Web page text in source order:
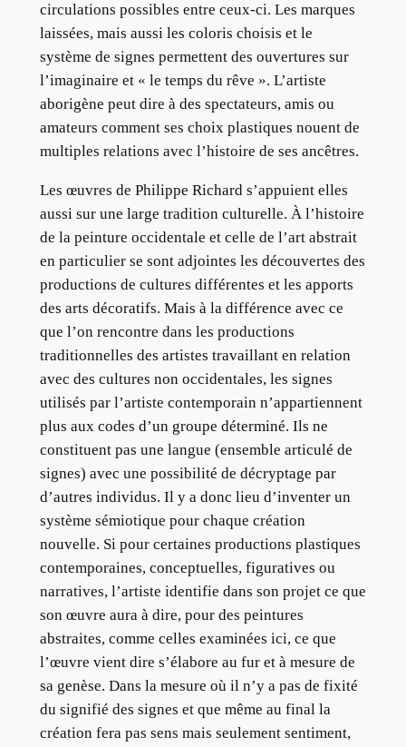
circulations possibles entre ceux-ci. Les marques
laissées, mais aussi les coloris choisis et le
système de signes permettent des ouvertures sur
l’imaginaire et « le temps du rêve ». L’artiste
aborigène peut dire à des spectateurs, amis ou
amateurs comment ses choix plastiques nouent de
multiples relations avec l’histoire de ses ancêtres.
Les œuvres de Philippe Richard s’appuient elles
aussi sur une large tradition culturelle. À l’histoire
de la peinture occidentale et celle de l’art abstrait
en particulier se sont adjointes les découvertes des
productions de cultures différentes et les apports
des arts décoratifs. Mais à la différence avec ce
que l’on rencontre dans les productions
traditionnelles des artistes travaillant en relation
avec des cultures non occidentales, les signes
utilisés par l’artiste contemporain n’appartiennent
plus aux codes d’un groupe déterminé. Ils ne
constituent pas une langue (ensemble articulé de
signes) avec une possibilité de décryptage par
d’autres individus. Il y a donc lieu d’inventer un
système sémiotique pour chaque création
nouvelle. Si pour certaines productions plastiques
contemporaines, conceptuelles, figuratives ou
narratives, l’artiste identifie dans son projet ce que
son œuvre aura à dire, pour des peintures
abstraites, comme celles examinées ici, ce que
l’œuvre vient dire s’élabore au fur et à mesure de
sa genèse. Dans la mesure où il n’y a pas de fixité
du signifié des signes et que même au final la
création fera pas sens mais seulement sentiment,